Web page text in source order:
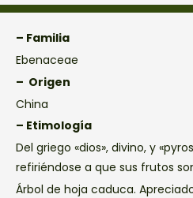
– Familia
Ebenaceae
– Origen
China
– Etimología
Del griego «dios», divino, y
refiriéndose a que sus frutos
Árbol de hoja caduca.